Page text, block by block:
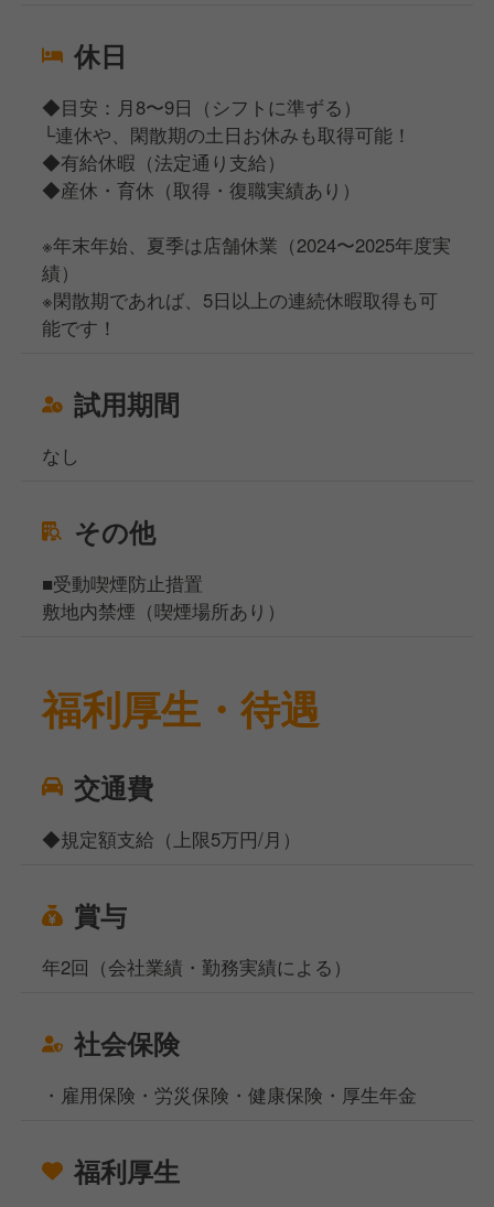
休日
◆目安：月8〜9日（シフトに準ずる）
└連休や、閑散期の土日お休みも取得可能！
◆有給休暇（法定通り支給）
◆産休・育休（取得・復職実績あり）
※年末年始、夏季は店舗休業（2024〜2025年度実
績）
※閑散期であれば、5日以上の連続休暇取得も可
能です！
試用期間
なし
その他
■受動喫煙防止措置
敷地内禁煙（喫煙場所あり）
福利厚生・待遇
交通費
◆規定額支給（上限5万円/月）
賞与
年2回（会社業績・勤務実績による）
社会保険
・雇用保険・労災保険・健康保険・厚生年金
福利厚生